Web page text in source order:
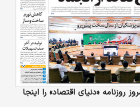
روزنامه «دنیای‌ اقتصاد» را اینجا